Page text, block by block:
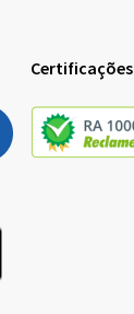
Certificações